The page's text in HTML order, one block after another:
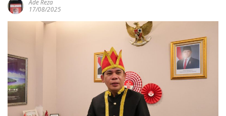
Ade Reza
17/08/2025